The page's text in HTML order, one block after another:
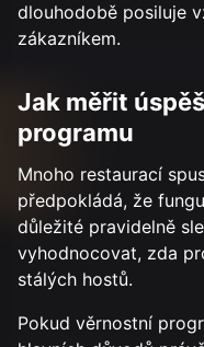
dlouhodobě posiluje
zákazníkem.
Jak měřit
programu
Mnoho restaurací
předpokládá, že
důležité pravidelně
vyhodnocovat, zda
stálých hostů.
Pokud věrnostní